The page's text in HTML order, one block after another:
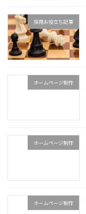
採用お役立ち記事
ホームページ制作
ホームページ制作
ホームページ制作